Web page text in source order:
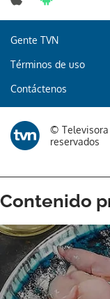
Gente TVN
Términos de uso
Contáctenos
© Televisora
reservados